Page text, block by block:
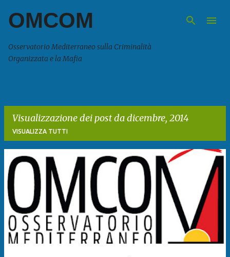
Passa ai contenuti principali
OMCOM
Osservatorio Mediterraneo sulla Criminalità
Organizzata e la Mafia
Visualizzazione dei post da dicembre, 2014
VISUALIZZA TUTTI
o